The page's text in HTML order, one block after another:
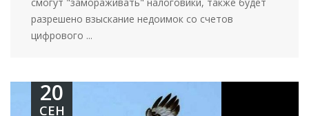
разрешено взыскание недоимок со счетов
цифрового ...
20
СЕН